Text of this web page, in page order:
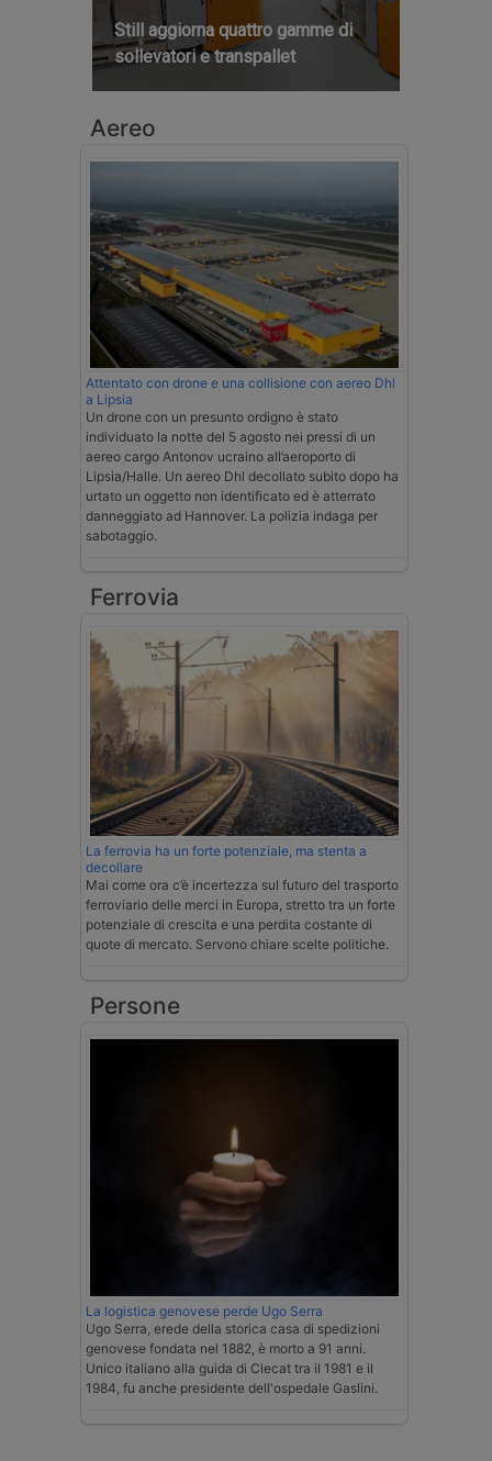
Still aggiorna quattro gamme di
sollevatori e transpallet
Aereo
Attentato con drone e una collisione con aereo Dhl
a Lipsia
Un drone con un presunto ordigno è stato
individuato la notte del 5 agosto nei pressi di un
aereo cargo Antonov ucraino all’aeroporto di
Lipsia/Halle. Un aereo Dhl decollato subito dopo ha
urtato un oggetto non identificato ed è atterrato
danneggiato ad Hannover. La polizia indaga per
sabotaggio.
Ferrovia
La ferrovia ha un forte potenziale, ma stenta a
decollare
Mai come ora c’è incertezza sul futuro del trasporto
ferroviario delle merci in Europa, stretto tra un forte
potenziale di crescita e una perdita costante di
quote di mercato. Servono chiare scelte politiche.
Persone
La logistica genovese perde Ugo Serra
Ugo Serra, erede della storica casa di spedizioni
genovese fondata nel 1882, è morto a 91 anni.
Unico italiano alla guida di Clecat tra il 1981 e il
1984, fu anche presidente dell'ospedale Gaslini.